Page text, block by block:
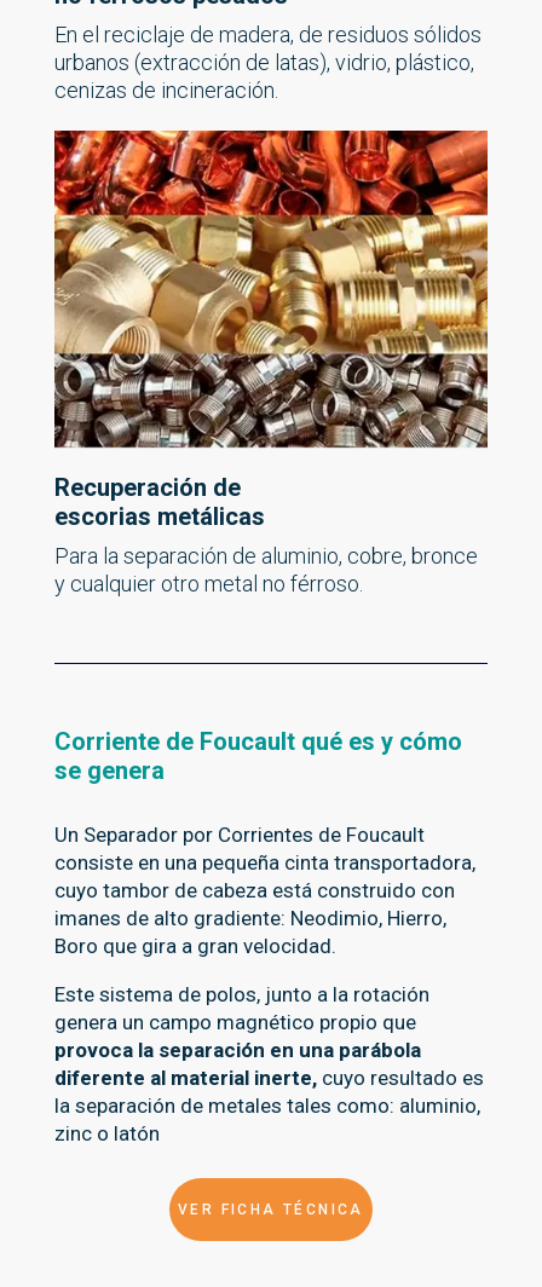
En el reciclaje de madera, de residuos sólidos
urbanos (extracción de latas), vidrio, plástico,
cenizas de incineración.
Recuperación de
escorias metálicas
Para la separación de aluminio, cobre, bronce
y cualquier otro metal no férroso.
Corriente de Foucault qué es y cómo
se genera
Un Separador por Corrientes de Foucault
consiste en una pequeña cinta transportadora,
cuyo tambor de cabeza está construido con
imanes de alto gradiente: Neodimio, Hierro,
Boro que gira a gran velocidad.
Este sistema de polos, junto a la rotación
genera un campo magnético propio que
provoca la separación en una parábola
diferente al material inerte,cuyo resultado es
la separación de metales tales como: aluminio,
zinc o latón
VER FICHA TÉCNICA